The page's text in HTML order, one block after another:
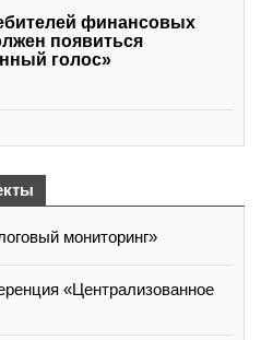
финансовых
появиться
голос»
мониторинг»
«Централизованное